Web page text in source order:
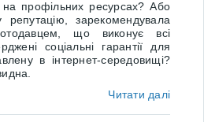
на профільних ресурсах? Або
зарекомендувала
що виконує всі
соціальні гарантії для
в інтернет-середовищі?
Читати далі